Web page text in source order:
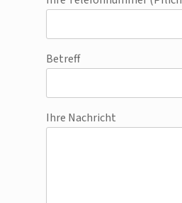
Betreff
Ihre Nachricht